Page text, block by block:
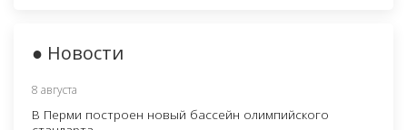
● Новости
8 августа
В Перми построен новый бассейн олимпийского